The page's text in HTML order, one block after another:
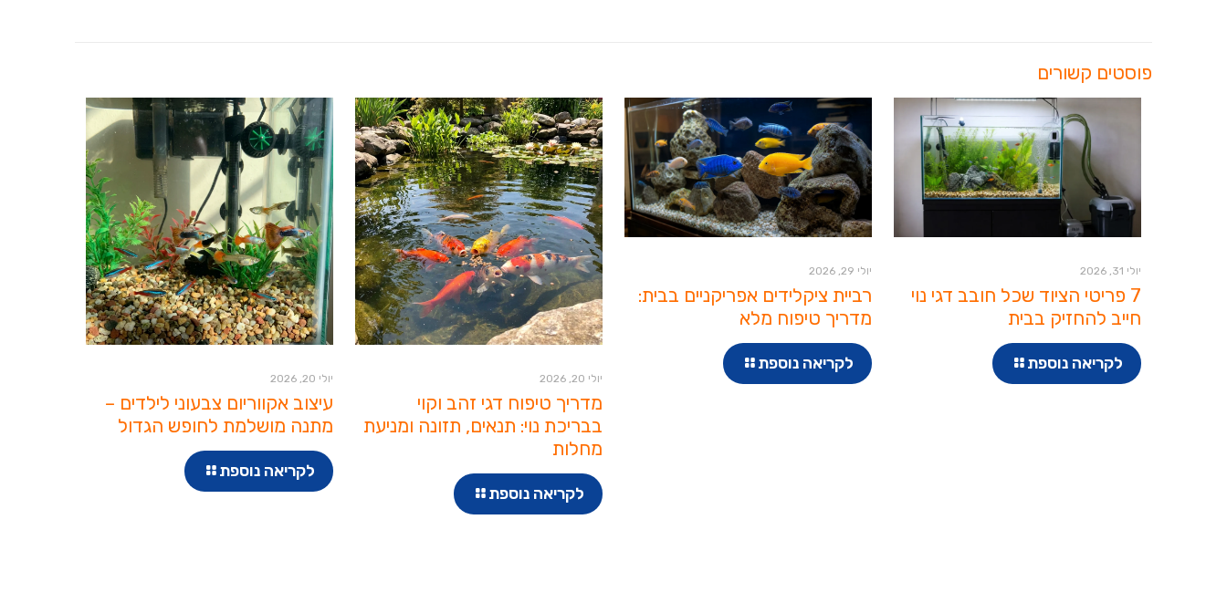
פוסטים קשורים
יולי 31, 2026
7 פריטי הציוד שכל חובב דגי נוי
חייב להחזיק בבית
לקריאה נוספת
יולי 29, 2026
רביית ציקלידים אפריקניים בבית:
מדריך טיפוח מלא
לקריאה נוספת
יולי 20, 2026
מדריך טיפוח דגי זהב וקוי
בבריכת נוי: תנאים, תזונה ומניעת
מחלות
לקריאה נוספת
יולי 20, 2026
עיצוב אקווריום צבעוני לילדים –
מתנה מושלמת לחופש הגדול
לקריאה נוספת